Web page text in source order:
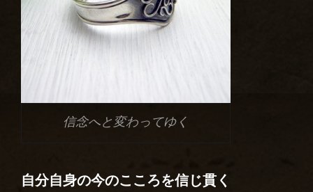
信念へと変わってゆく
自分自身の今のこころを信じ貫く